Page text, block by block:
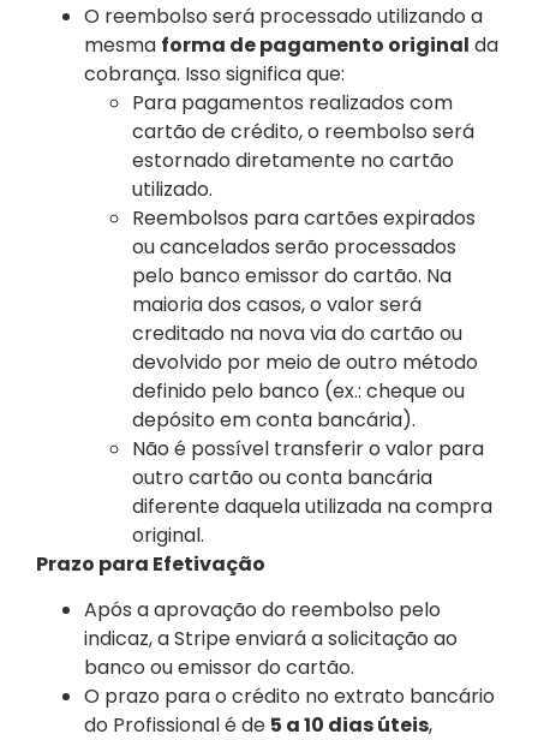
O reembolso será processado utilizando a
mesma forma de pagamento original da
cobrança. Isso significa que:
Para pagamentos realizados com
cartão de crédito, o reembolso será
estornado diretamente no cartão
utilizado.
Reembolsos para cartões expirados
ou cancelados serão processados
pelo banco emissor do cartão. Na
maioria dos casos, o valor será
creditado na nova via do cartão ou
devolvido por meio de outro método
definido pelo banco (ex.: cheque ou
depósito em conta bancária).
Não é possível transferir o valor para
outro cartão ou conta bancária
diferente daquela utilizada na compra
original.
Prazo para Efetivação
Após a aprovação do reembolso pelo
indicaz, a Stripe enviará a solicitação ao
banco ou emissor do cartão.
O prazo para o crédito no extrato bancário
do Profissional é de 5 a 10 dias úteis,